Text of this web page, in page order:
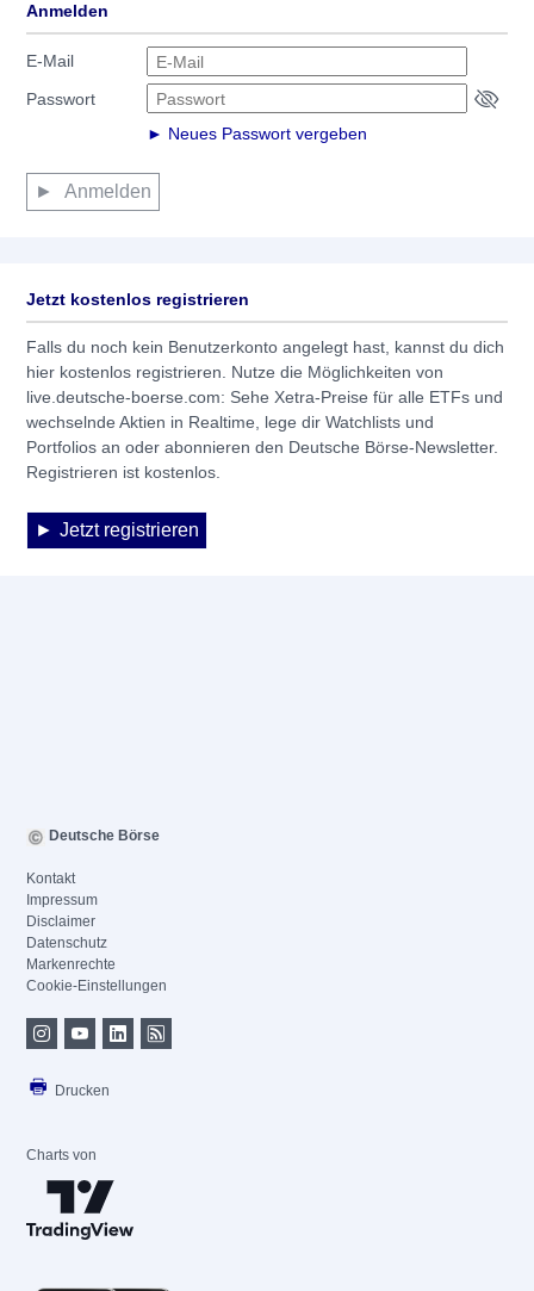
Anmelden
E-Mail
Passwort
► Neues Passwort vergeben
Anmelden
Jetzt kostenlos registrieren
Falls du noch kein Benutzerkonto angelegt hast, kannst du dich
hier kostenlos registrieren. Nutze die Möglichkeiten von
live.deutsche-boerse.com: Sehe Xetra-Preise für alle ETFs und
wechselnde Aktien in Realtime, lege dir Watchlists und
Portfolios an oder abonnieren den Deutsche Börse-Newsletter.
Registrieren ist kostenlos.
Jetzt registrieren
Deutsche Börse
Kontakt
Impressum
Disclaimer
Datenschutz
Markenrechte
Cookie-Einstellungen
Drucken
Charts von